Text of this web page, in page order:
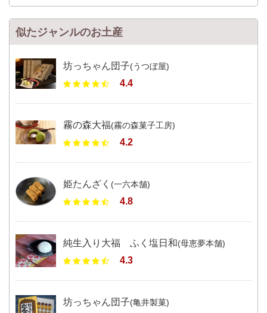
似たジャンルのお土産
坊っちゃん団子(うつぼ屋)
4.4
霧の森大福(霧の森菓子工房)
4.2
姫たんざく (一六本舗)
4.8
純生入り大福 ふく塩日和(母恵夢本舗)
4.3
坊っちゃん団子(亀井製菓)